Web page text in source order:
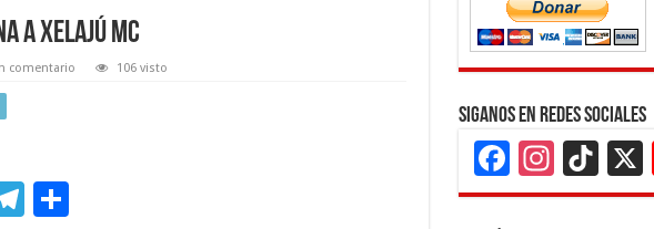
a Xelajú MC
comentario 106 visto
T C
Siganos en Redes Sociales